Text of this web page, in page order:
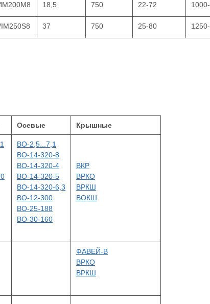
18,5 750 22-72
37 750 25-80
Осевые Крышные
ВО-2,5...7,1
ВО-14-320-8
ВО-14-320-4
ВО-14-320-5
ВО-14-320-6,3
ВО-12-300
ВО-25-188
ВО-30-160
ВКР
ВРКО
ВРКШ
ВОКШ
ФАВЕЙ-В
ВРКО
ВРКШ